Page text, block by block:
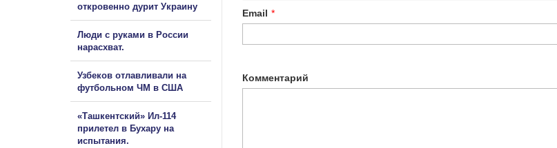
Email *
Комментарий
откровенно дурит Украину
Люди с руками в России
нарасхват.
Узбеков отлавливали на
футбольном ЧМ в США
«Ташкентский» Ил-114
прилетел в Бухару на
испытания.